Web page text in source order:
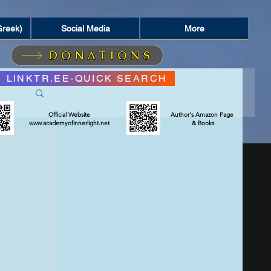
Social Media More
DONATIONS
LINKTR.EE-QUICK SEARCH
Official Website
www.academyofinnerlight.net
Author's Amazon Page
& Books